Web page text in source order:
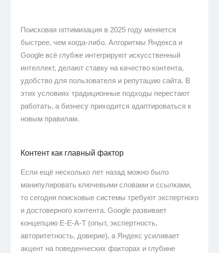
Поисковая оптимизация в 2025 году меняется
быстрее, чем когда-либо. Алгоритмы Яндекса и
Google всё глубже интегрируют искусственный
интеллект, делают ставку на качество контента,
удобство для пользователя и репутацию сайта. В
этих условиях традиционные подходы перестают
работать, а бизнесу приходится адаптироваться к
новым правилам.
Контент как главный фактор
Если ещё несколько лет назад можно было
манипулировать ключевыми словами и ссылками,
то сегодня поисковые системы требуют экспертного
и достоверного контента. Google развивает
концепцию E-E-A-T (опыт, экспертность,
авторитетность, доверие), а Яндекс усиливает
акцент на поведенческих факторах и глубине